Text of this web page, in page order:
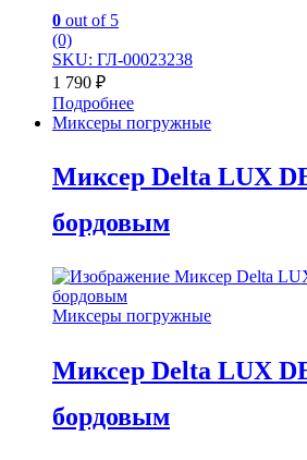
0 out of 5
(0)
SKU: ГЛ-00023238
1 790 ₽
Подробнее
Миксеры погружные
Миксер Delta LUX
бордовым
Миксеры погружные
Миксер Delta LUX
бордовым